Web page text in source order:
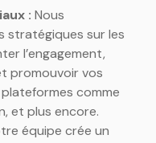
: Nous
stratégiques sur les
l’engagement,
promouvoir vos
comme
et plus encore.
équipe crée un